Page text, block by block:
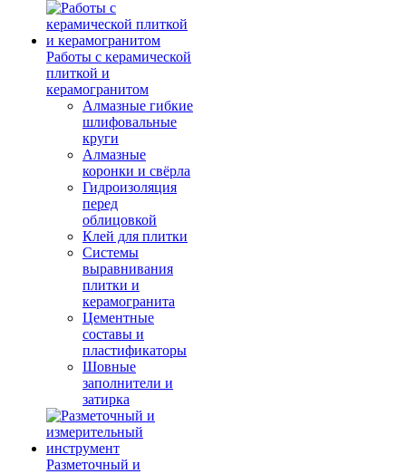
Работы с керамической
плиткой и
керамогранитом
Алмазные гибкие
шлифовальные
круги
Алмазные
коронки и свёрла
Гидроизоляция
перед
облицовкой
Клей для плитки
Системы
выравнивания
плитки и
керамогранита
Цементные
составы и
пластификаторы
Шовные
заполнители и
затирка
Разметочный и